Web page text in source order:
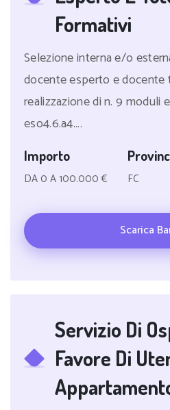
Formativi
Selezione interna e/o
docente esperto e docente
realizzazione di n. 9 moduli
eso4.6.a4....
Importo
DA 0 A 100.000 € FC
Scarica
Servizio Di
Favore Di